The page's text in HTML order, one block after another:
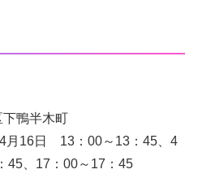
鴨半木町
月16日 13：00～13：45、4
45、17：00～17：45